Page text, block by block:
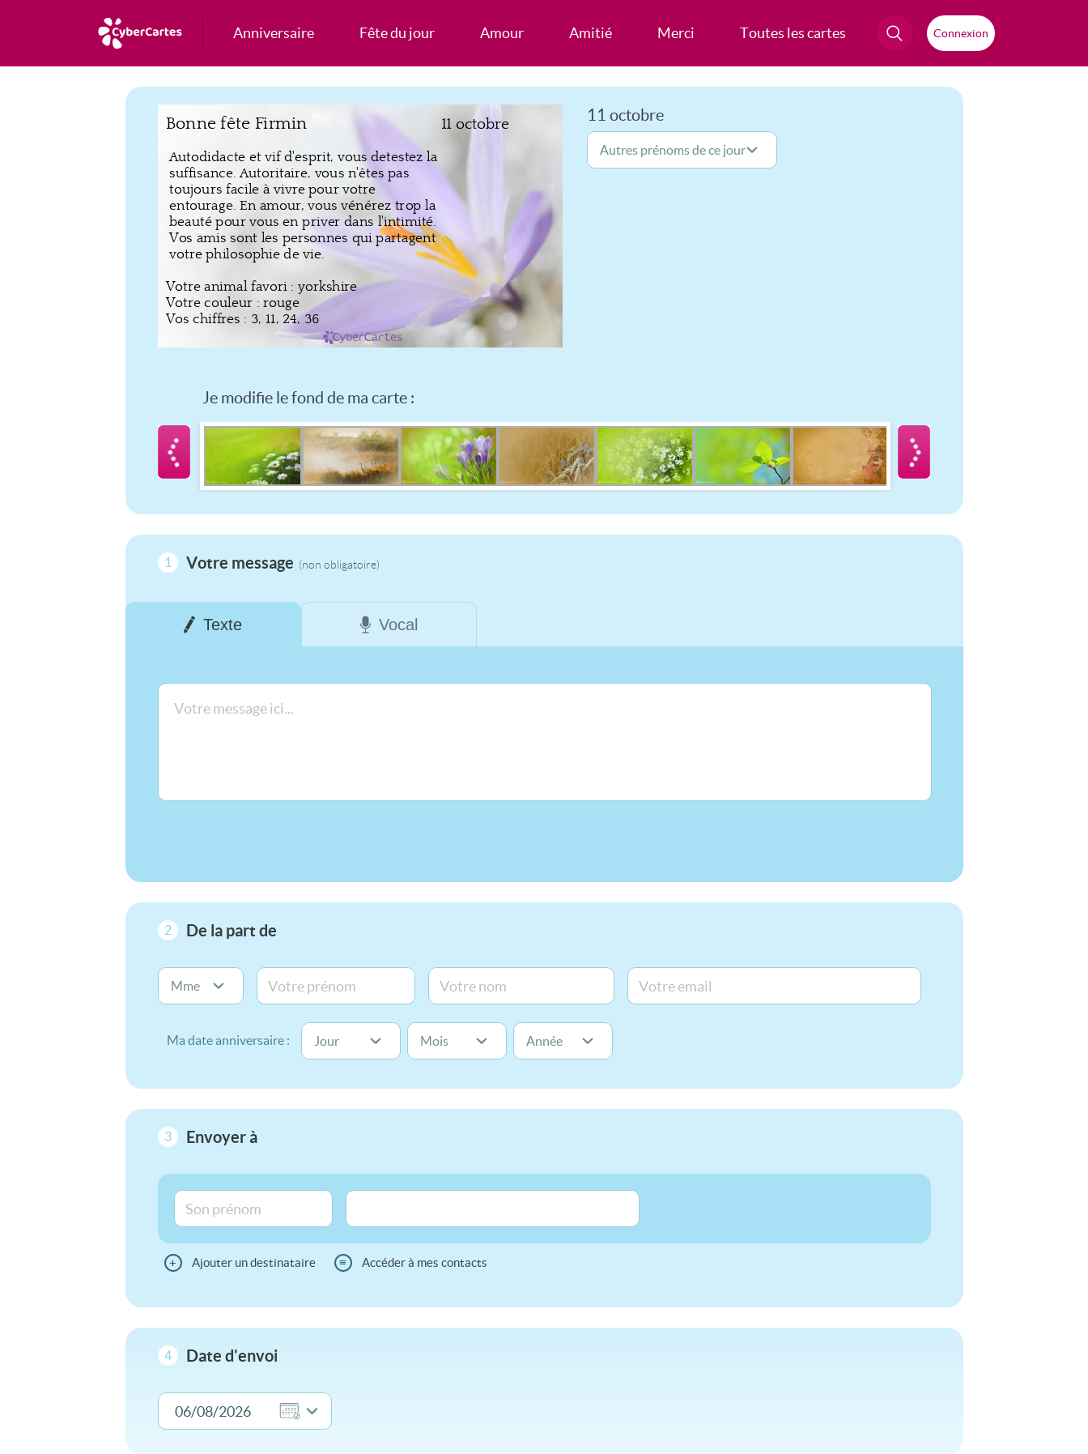
Anniversaire Fête du jour Amour Amitié Merci Toutes les cartes Connexion
11 octobre
Je modifie le fond de ma carte :
1 Votre message (non obligatoire)
Texte Vocal
2 De la part de
Ma date anniversaire :
3 Envoyer à
+ Ajouter un destinataire ≡ Accéder à mes contacts
4 Date d'envoi